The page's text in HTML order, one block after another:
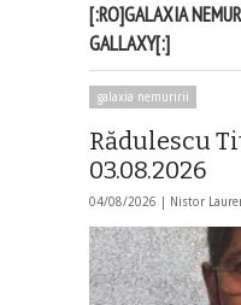
[:RO]GALAXIA
GALLAXY[:]
galaxia nemuririi
Rădulescu
03.08.2026
04/08/2026 | Nistor